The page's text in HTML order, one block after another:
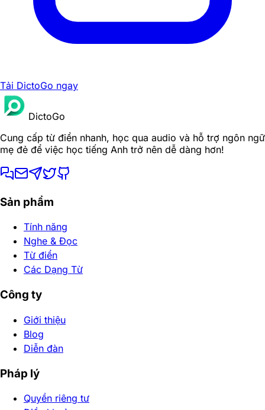
Tải DictoGo ngay
DictoGo
Cung cấp từ điển nhanh, học qua audio và hỗ trợ ngôn ngữ
mẹ đẻ để việc học tiếng Anh trở nên dễ dàng hơn!
Sản phẩm
Tính năng
Nghe & Đọc
Từ điển
Các Dạng Từ
Công ty
Giới thiệu
Blog
Diễn đàn
Pháp lý
Quyền riêng tư